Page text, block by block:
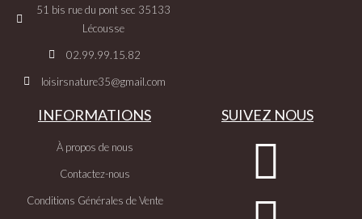
51 bis rue du pont sec 35133
Lécousse
02.99.99.15.82
loisirsnature35@gmail.com
INFORMATIONS
À propos de nous
Contactez-nous
Conditions Générales de Vente
SUIVEZ NOUS